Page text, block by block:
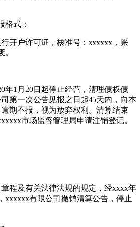
格式：
开户许可证，核准号：xxxxxx，账
。
年1月20日起停止经营，清理债权债
第一次公告见报之日起45天内，向本
期不报，视为放弃权利。清算结束
市场监督管理局申请注销登记。
程及有关法律法规的规定，经xxxx年
xxxxxx有限公司撤销清算公告，停止